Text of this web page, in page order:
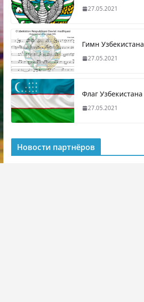
27.05.2021
Гимн Узбекистана
27.05.2021
Флаг Узбекистана
27.05.2021
Новости партнёров